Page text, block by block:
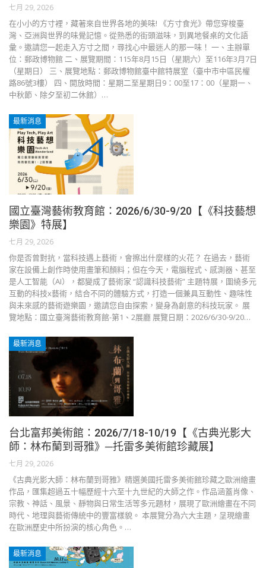
七月 29, 2026
在小小的方寸裡，藏著來自世界各地的美味! 《方寸食光》帶您穿梭臺
灣、亞洲與世界的味覺記憶。從熟悉的街頭滋味，到異地餐桌的文化語
彙。邀請您一起走入方寸之間，尋找心中最迷人的那一味！ 一、主辦單
位：郵政博物館 二、展覽期間：115年8月15日（星期六）至116年3月7日
（星期日） 三、展覽地點：郵政博物館臺中館特展室（臺中市中區民權
路86號3樓） 四、開放時間：星期二至星期日9：00至17：00（星期一、
中秋節、除夕至初二休館）…
最新消息
國立臺灣藝術教育館：2026/6/30-9/20【《科技藝想
樂園》特展】
七月 29, 2026
你是否曾對抗，當科技遇上藝術，會擦出什麼樣的火花？ 在過去，藝術
家在設備上創作時使用畫筆和顏料；但在今天，電腦程式、感測器、甚至
是人工智能（AI），都變成了藝術家 “認識科技藝術” 主題特展，圍繞多元
互動的科技x藝術，結合不同的體驗方式，打造一個兼具互動性、趣味性
與未來感的藝術遊樂園，邀請您自由探索，變身為創意的科技玩家。 展
覽地點：國立臺灣藝術教育館-第1、2展廳 展覽日期：2026/6/30-9/20…
最新消息
台北富邦美術館：2026/7/18-10/19【《古典光影大
師：林布蘭到哥雅》─托雷多美術館珍藏展】
七月 29, 2026
《古典光影大師：林布蘭到哥雅》精選美國托雷多美術館珍藏之歐洲繪畫
作品，匯集超過五十幅歷經十六至十九世紀的大師之作。作品涵蓋肖像、
宗教、神話、風景、靜物與日常生活等多元題材，展現了歐洲繪畫在不同
時代、地理與藝術傳統中的豐富樣貌。 本展覽分為六大主題，呈現繪畫
在歐洲歷史中所扮演的核心角色。…
最新消息